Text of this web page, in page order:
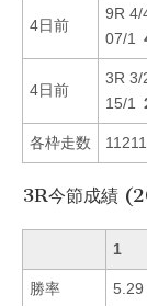
4日前
9R 4/
07/1
4日前
3R 3/
15/1
各枠走数
3R今節成績
1
勝率 5.29